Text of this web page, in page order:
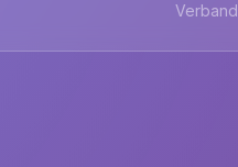
Verband